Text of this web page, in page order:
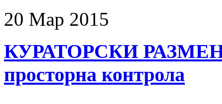
20 Мар 2015
КУРАТОРСКИ
просторна контрола